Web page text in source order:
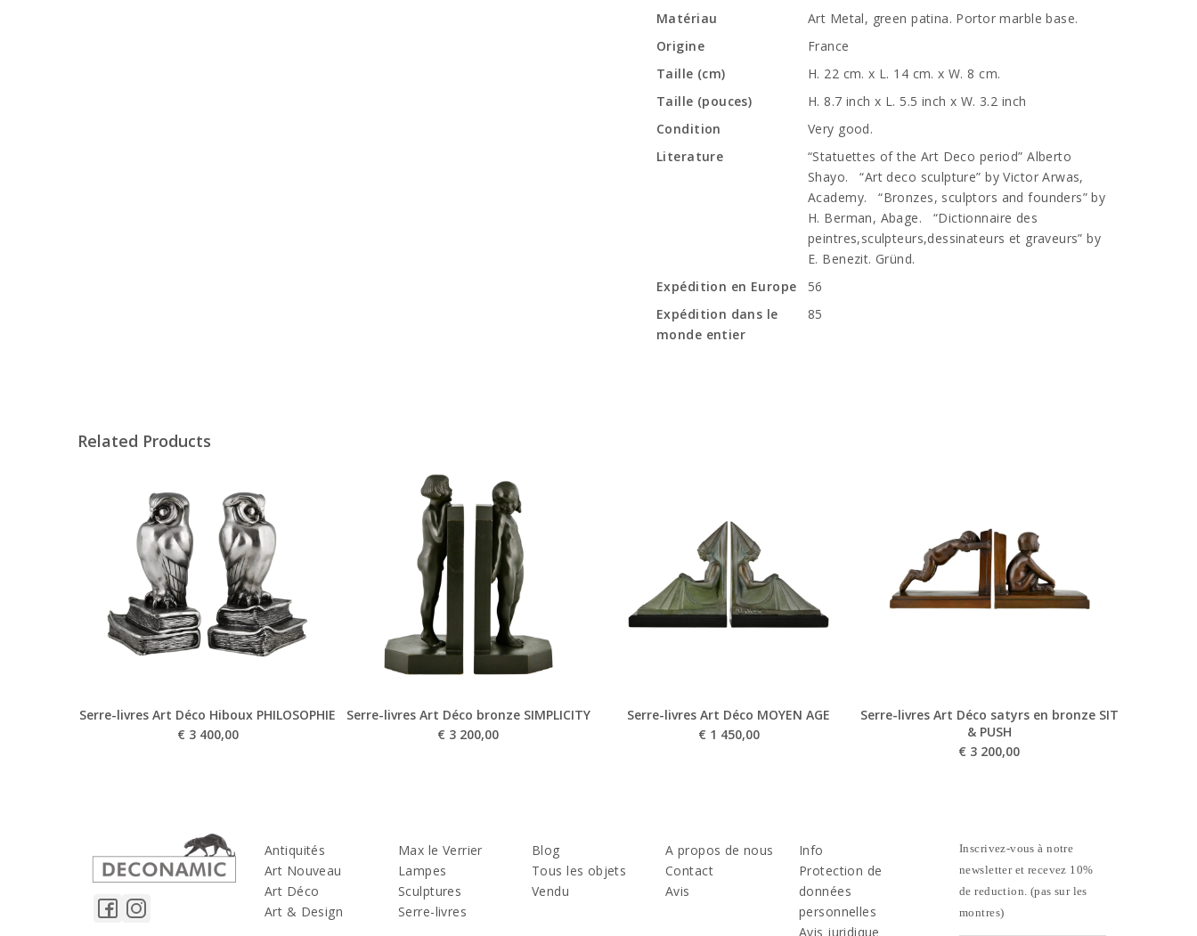
Matériau
Art Metal, green patina. Portor marble base.
Origine
France
Taille (cm)
H. 22 cm. x L. 14 cm. x W. 8 cm.
Taille (pouces)
H. 8.7 inch x L. 5.5 inch x W. 3.2 inch
Condition
Very good.
Literature
“Statuettes of the Art Deco period” Alberto
Shayo. “Art deco sculpture” by Victor Arwas,
Academy. “Bronzes, sculptors and founders” by
H. Berman, Abage. “Dictionnaire des
peintres,sculpteurs,dessinateurs et graveurs” by
E. Benezit. Gründ.
Expédition en Europe
56
Expédition dans le
monde entier
85
Related Products
Serre-livres Art Déco Hiboux PHILOSOPHIE
€ 3 400,00
Serre-livres Art Déco bronze SIMPLICITY
€ 3 200,00
Serre-livres Art Déco MOYEN AGE
€ 1 450,00
Serre-livres Art Déco satyrs en bronze SIT
& PUSH
€ 3 200,00
Antiquités
Art Nouveau
Art Déco
Art & Design
Max le Verrier
Lampes
Sculptures
Serre-livres
Blog
Tous les objets
Vendu
A propos de nous
Contact
Avis
Info
Protection de
données
personnelles
Avis juridique
Inscrivez-vous à notre
newsletter et recevez 10%
de reduction. (pas sur les
montres)